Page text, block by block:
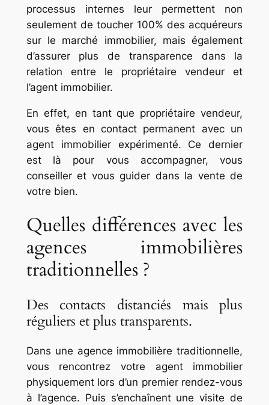
processus internes leur permettent non
seulement de toucher 100% des acquéreurs
sur le marché immobilier, mais également
d’assurer plus de transparence dans la
relation entre le propriétaire vendeur et
l’agent immobilier.
En effet, en tant que propriétaire vendeur,
vous êtes en contact permanent avec un
agent immobilier expérimenté. Ce dernier
est là pour vous accompagner, vous
conseiller et vous guider dans la vente de
votre bien.
Quelles différences avec les
agences immobilières
traditionnelles ?
Des contacts distanciés mais plus
réguliers et plus transparents.
Dans une agence immobilière traditionnelle,
vous rencontrez votre agent immobilier
physiquement lors d’un premier rendez-vous
à l’agence. Puis s’enchaînent une visite de